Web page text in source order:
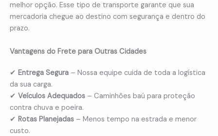
melhor opção. Esse tipo de transporte garante que sua
mercadoria chegue ao destino com segurança e dentro do
prazo.
Vantagens do Frete para Outras Cidades
✔ Entrega Segura – Nossa equipe cuida de toda a logística
da sua carga.
✔ Veículos Adequados – Caminhões baú para proteção
contra chuva e poeira.
✔ Rotas Planejadas – Menos tempo na estrada e menor
custo.